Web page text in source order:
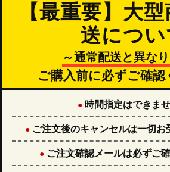
【最重要】大
送につい
～通常配送と異な
ご購入前に必ずご確認
● 時間指定はできませ
● ご注文後のキャンセルは一切お
● ご注文確認メールは必ずご